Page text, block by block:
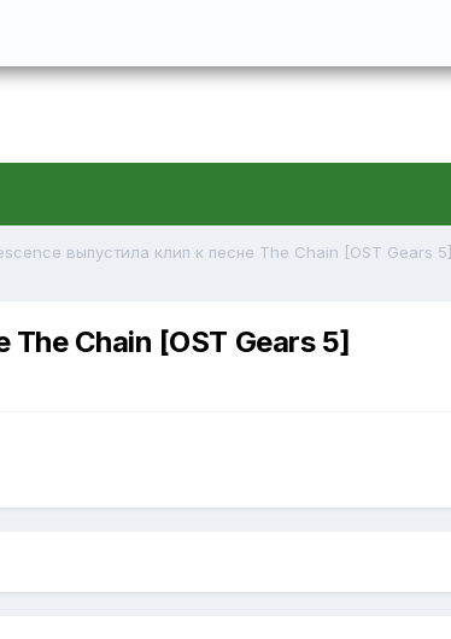
выпустила клип к песне The Chain [OST Gears 5]
The Chain [OST Gears 5]